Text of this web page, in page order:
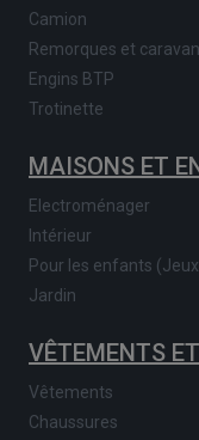
Camion
Remorques et
Engins BTP
Trotinette
MAISONS ET
Electroménager
Intérieur
Pour les enfants
Jardin
VÊTEMENTS
Vêtements
Chaussures